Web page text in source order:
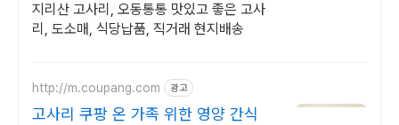
지리산 고사리, 오동통통 맛있고 좋은 고사
리, 도소매, 식당납품, 직거래 현지배송
http://m.coupang.com 광고
고사리 쿠팡 온 가족 위한 영양 간식